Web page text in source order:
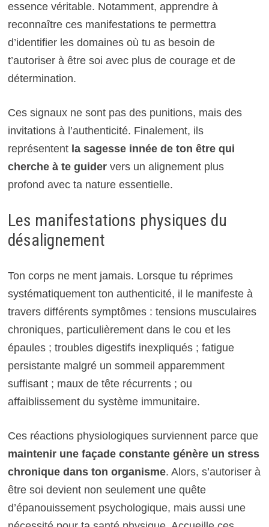
essence véritable. Notamment, apprendre à
reconnaître ces manifestations te permettra
d’identifier les domaines où tu as besoin de
t’autoriser à être soi avec plus de courage et de
détermination.
Ces signaux ne sont pas des punitions, mais des
invitations à l’authenticité. Finalement, ils
représententla sagesse innée de ton être qui
cherche à te guidervers un alignement plus
profond avec ta nature essentielle.
Les manifestations physiques du
désalignement
Ton corps ne ment jamais. Lorsque tu réprimes
systématiquement ton authenticité, il le manifeste à
travers différents symptômes : tensions musculaires
chroniques, particulièrement dans le cou et les
épaules ; troubles digestifs inexpliqués ; fatigue
persistante malgré un sommeil apparemment
suffisant ; maux de tête récurrents ; ou
affaiblissement du système immunitaire.
Ces réactions physiologiques surviennent parce que
maintenir une façade constante génère un stress
chronique dans ton organisme. Alors, s’autoriser à
être soi devient non seulement une quête
d’épanouissement psychologique, mais aussi une